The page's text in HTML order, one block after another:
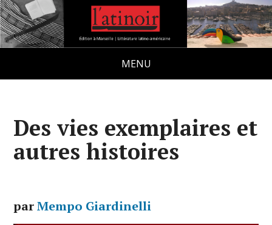
MENU
Des vies exemplaires et
autres histoires
parMempo Giardinelli